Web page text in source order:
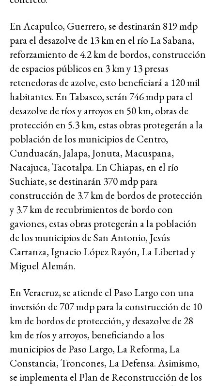
En Acapulco, Guerrero, se destinarán 819 mdp
para el desazolve de 13 km en el río La Sabana,
reforzamiento de 4.2 km de bordos, construcción
de espacios públicos en 3 km y 13 presas
retenedoras de azolve, esto beneficiará a 120 mil
habitantes. En Tabasco, serán 746 mdp para el
desazolve de ríos y arroyos en 50 km, obras de
protección en 5.3 km, estas obras protegerán a la
población de los municipios de Centro,
Cunduacán, Jalapa, Jonuta, Macuspana,
Nacajuca, Tacotalpa. En Chiapas, en el río
Suchiate, se destinarán 370 mdp para
construcción de 3.7 km de bordos de protección
y 3.7 km de recubrimientos de bordo con
gaviones, estas obras protegerán a la población
de los municipios de San Antonio, Jesús
Carranza, Ignacio López Rayón, La Libertad y
Miguel Alemán.
En Veracruz, se atiende el Paso Largo con una
inversión de 707 mdp para la construcción de 10
km de bordos de protección, y desazolve de 28
km de ríos y arroyos, beneficiando a los
municipios de Paso Largo, La Reforma, La
Constancia, Troncones, La Defensa. Asimismo,
se implementa el Plan de Reconstrucción de los